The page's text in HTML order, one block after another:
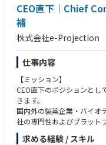
・フラットな環境で裁量を
社員同士の意見交換が活
積極的に手を挙げれば大規
あります。
・事業成長のキーパーソン
成長を続ける電子書籍市場
るための重要なポジションで
サービスの成長を担うこ
【必須スキル・求める人物像
・Webディレクターとして
即戦力としてご活躍いた
須です。
CEO直下｜Chief
補
株式会社e-Projection
仕事内容
【ミッション】
CEO直下のポジションと
きます。
国内外の製薬企業・バイオ
社の専門性およびプラット
い、新規顧客の開拓、案件
す。求める経験 / スキル